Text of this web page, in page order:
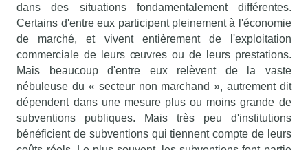
dans des situations fondamentalement différentes.
Certains d'entre eux participent pleinement à l'économie
de marché, et vivent entièrement de l'exploitation
commerciale de leurs œuvres ou de leurs prestations.
Mais beaucoup d'entre eux relèvent de la vaste
nébuleuse du « secteur non marchand », autrement dit
dépendent dans une mesure plus ou moins grande de
subventions publiques. Mais très peu d'institutions
bénéficient de subventions qui tiennent compte de leurs